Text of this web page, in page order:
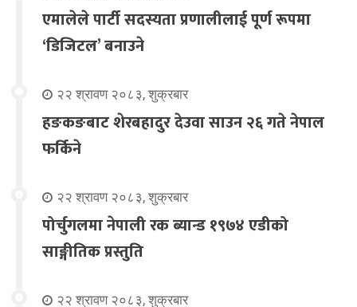
एमालेले पार्टी सदस्यता प्रणालीलाई पूर्ण रूपमा
‘डिजिटल’ बनाउने
२२ श्रावण २०८३, शुक्रबार
हङकङबाट शेरबहादुर देउवा साउन २६ गते नेपाल
फर्किने
२२ श्रावण २०८३, शुक्रबार
पोर्चुगलमा नेपाली रक ब्यान्ड १९७४ एडीको
साङ्गीतिक प्रस्तुति
२२ श्रावण २०८३, शुक्रबार